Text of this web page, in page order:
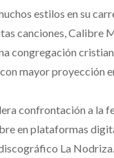
estilos en su
canciones, Calibre
congregación
mayor proyección
confrontación a la
en plataformas
La Nodriza.